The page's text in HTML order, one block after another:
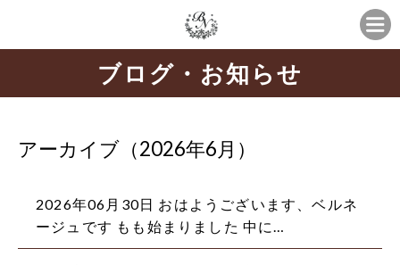
ブログ・お知らせ
アーカイブ（2026年6月）
2026年06月30日 おはようございます、ベルネ
ージュです もも始まりました 中に…